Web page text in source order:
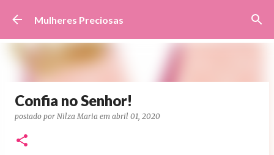
Pular para o conteúdo principal
Mulheres Preciosas
Confia no Senhor!
postado por Nilza Maria em abril 01, 2020